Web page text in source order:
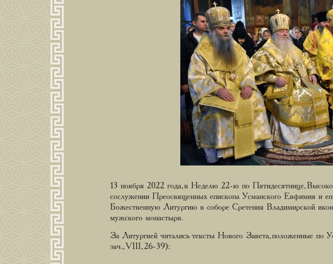
13 ноября 2022 года, в Неделю 22-ю по Пятидесятнице,
сослужении Преосвященных епископа Усманского Евфимия и
Божественную Литургию в соборе Сретения Владимирской
мужского монастыря.
За Литургией читались тексты Нового Завета, положенные по
зач., VIII, 26-39):